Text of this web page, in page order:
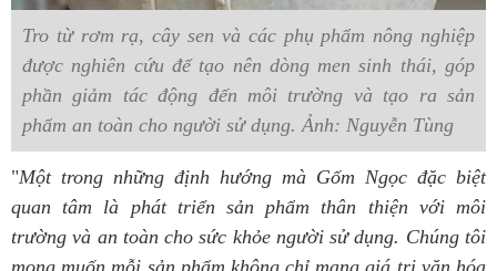
Tro từ rơm rạ, cây sen và các phụ phẩm nông nghiệp
được nghiên cứu để tạo nên dòng men sinh thái, góp
phần giảm tác động đến môi trường và tạo ra sản
phẩm an toàn cho người sử dụng. Ảnh: Nguyễn Tùng
"Một trong những định hướng mà Gốm Ngọc đặc biệt
quan tâm là phát triển sản phẩm thân thiện với môi
trường và an toàn cho sức khỏe người sử dụng. Chúng tôi